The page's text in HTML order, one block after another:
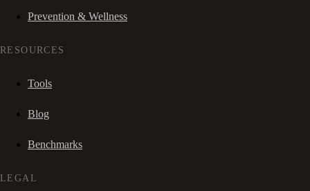
Prevention & Wellness
RESOURCES
Tools
Blog
Benchmarks
LEGAL